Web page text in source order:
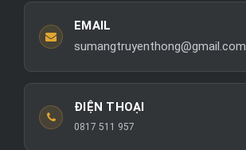
EMAIL
sumangtruyenthong@gmail.com
ĐIỆN THOẠI
0817 511 957